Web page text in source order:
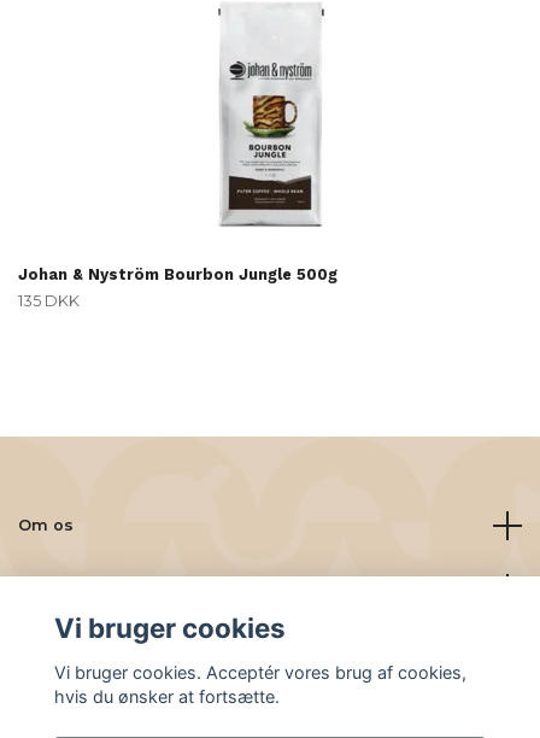
Johan & Nyström Bourbon Jungle 500g
135 DKK
Om os
Vi bruger cookies
Vi bruger cookies. Acceptér vores brug af cookies,
hvis du ønsker at fortsætte.